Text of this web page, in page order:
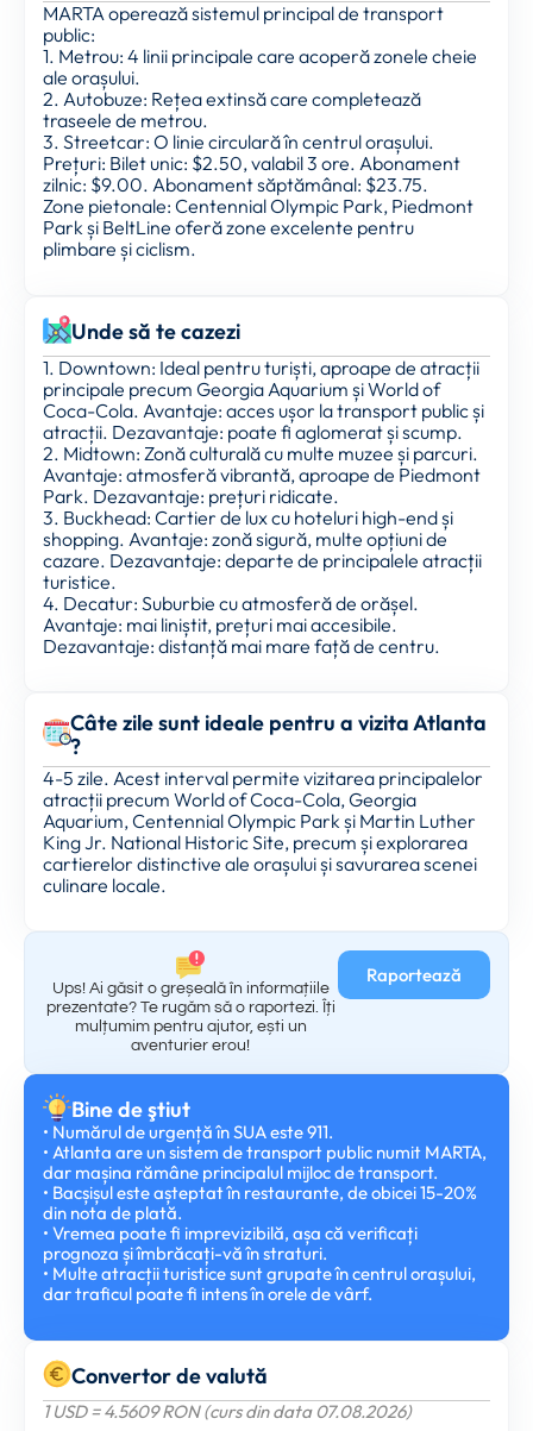
MARTA operează sistemul principal de transport
public:
1. Metrou: 4 linii principale care acoperă zonele cheie
ale orașului.
2. Autobuze: Rețea extinsă care completează
traseele de metrou.
3. Streetcar: O linie circulară în centrul orașului.
Prețuri: Bilet unic: $2.50, valabil 3 ore. Abonament
zilnic: $9.00. Abonament săptămânal: $23.75.
Zone pietonale: Centennial Olympic Park, Piedmont
Park și BeltLine oferă zone excelente pentru
plimbare și ciclism.
Unde să te cazezi
1. Downtown: Ideal pentru turiști, aproape de atracții
principale precum Georgia Aquarium și World of
Coca-Cola. Avantaje: acces ușor la transport public și
atracții. Dezavantaje: poate fi aglomerat și scump.
2. Midtown: Zonă culturală cu multe muzee și parcuri.
Avantaje: atmosferă vibrantă, aproape de Piedmont
Park. Dezavantaje: prețuri ridicate.
3. Buckhead: Cartier de lux cu hoteluri high-end și
shopping. Avantaje: zonă sigură, multe opțiuni de
cazare. Dezavantaje: departe de principalele atracții
turistice.
4. Decatur: Suburbie cu atmosferă de orășel.
Avantaje: mai liniștit, prețuri mai accesibile.
Dezavantaje: distanță mai mare față de centru.
Câte zile sunt ideale pentru a vizita Atlanta
?
4-5 zile. Acest interval permite vizitarea principalelor
atracții precum World of Coca-Cola, Georgia
Aquarium, Centennial Olympic Park și Martin Luther
King Jr. National Historic Site, precum și explorarea
cartierelor distinctive ale orașului și savurarea scenei
culinare locale.
Ups! Ai găsit o greșeală în informațiile
prezentate? Te rugăm să o raportezi. Îți
mulțumim pentru ajutor, ești un
aventurier erou!
Raportează
Bine de ştiut
• Numărul de urgență în SUA este 911.
• Atlanta are un sistem de transport public numit MARTA,
dar mașina rămâne principalul mijloc de transport.
• Bacșișul este așteptat în restaurante, de obicei 15-20%
din nota de plată.
• Vremea poate fi imprevizibilă, așa că verificați
prognoza și îmbrăcați-vă în straturi.
• Multe atracții turistice sunt grupate în centrul orașului,
dar traficul poate fi intens în orele de vârf.
Convertor de valută
1 USD = 4.5609 RON (curs din data 07.08.2026)